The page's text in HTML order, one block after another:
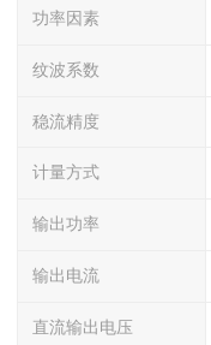
功率因素
纹波系数
稳流精度
计量方式
输出功率
输出电流
直流输出电压